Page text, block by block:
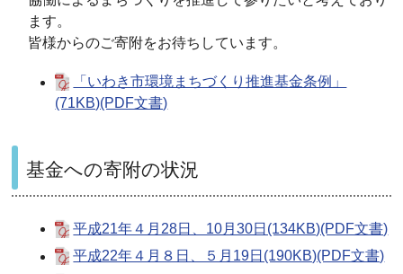
ます。
皆様からのご寄附をお待ちしています。
「いわき市環境まちづくり推進基金条例」
(71KB)(PDF文書)
基金への寄附の状況
平成21年４月28日、10月30日(134KB)(PDF文書)
平成22年４月８日、５月19日(190KB)(PDF文書)